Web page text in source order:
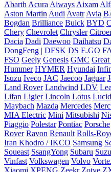
Abarth Acura Aiways Aixam
Aston Martin Audi Avatr Avia
Bogdan Brilliance Buick BYD
Chery Chevrolet Chrysler
Dacia Dadi Daewoo Daihatsu
DongFeng | DFSK DS E.GO
FSO Geely Genesis GMC
Hummer HYMER Hyundai
Isuzu Iveco JAC Jaecoo Jaguar
Land Rover Landwind LDV
Lifan Ligier Lincoln Lotus Lucid
Maybach Mazda Mercedes
MIA Electric Mini Mitsubishi
Piaggio Polestar Pontiac Porsche
Rover Ravon Renault Rolls-
Iran Khodro / IKCO Samsung
Soueast SsangYong Subaru
Vinfast Volkswagen Volvo
Xiaomi XPENG Zeekr Zotye